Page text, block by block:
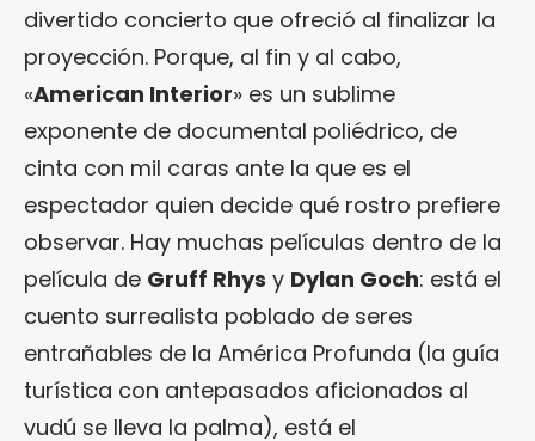
divertido concierto que ofreció al finalizar la
proyección. Porque, al fin y al cabo,
«American Interior» es un sublime
exponente de documental poliédrico, de
cinta con mil caras ante la que es el
espectador quien decide qué rostro prefiere
observar. Hay muchas películas dentro de la
película de Gruff Rhys y Dylan Goch: está el
cuento surrealista poblado de seres
entrañables de la América Profunda (la guía
turística con antepasados aficionados al
vudú se lleva la palma), está el